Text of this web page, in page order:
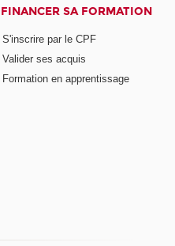
FINANCER SA FORMATION
S'inscrire par le CPF
Valider ses acquis
Formation en apprentissage